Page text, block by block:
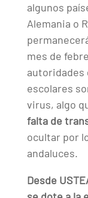
algunos
Alemania o
mes de
autoridades
escolares
virus, algo
falta de
ocultar por
andaluces.
Desde